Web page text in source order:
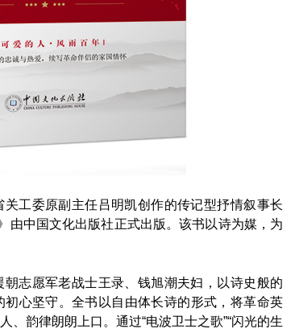
工委原副主任吕明凯创作的传记型抒情叙事长
由中国文化出版社正式出版。该书以诗为媒，为
朝志愿军老战士王录、钱旭潮夫妇，以诗史般的
心坚守。全书以自由体长诗的形式，将革命英
、韵律朗朗上口。通过“电波卫士之歌”“闪光的生